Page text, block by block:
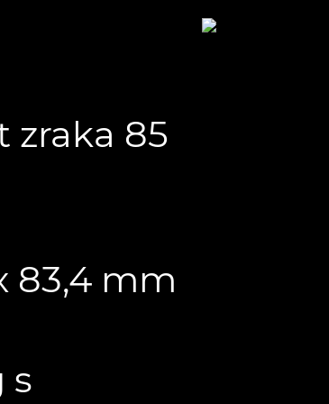
zraka 85
83,4 mm
s